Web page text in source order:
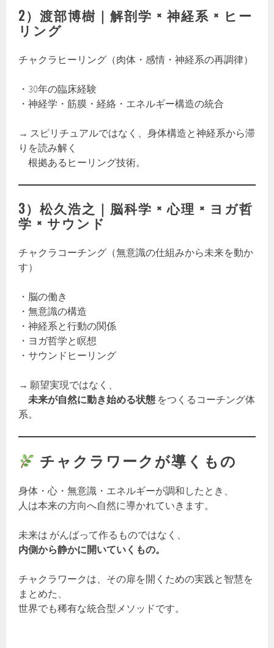
2）渡部博樹｜解剖学 × 神経系 × ヒー
リング
チャクラヒーリング（肉体・感情・神経系の再調律）
・30年の臨床経験
・神経学・筋膜・経絡・エネルギー構造の統合
→ スピリチュアルではなく、身体構造と神経系から滞
りを読み解く
根拠あるヒーリング技術。
3）松久浩之｜脳科学 × 心理 × ヨガ哲
学 × サウンド
チャクラコーチング（無意識の仕組みから未来を動か
す）
・脳の働き
・無意識の構造
・神経系と行動の関係
・ヨガ哲学と瞑想
・サウンドヒーリング
→ 願望実現ではなく、
未来が自然に動き始める状態 をつくるコーチング体
系。
チャクラワークが導くもの
身体・心・無意識・エネルギーが調和したとき、
人は本来の方向へ自然に導かれていきます。
未来は がんばって作るものではなく、
内側から静かに開いていくもの。
チャクラワークは、その扉を開くための実践と智慧を
まとめた、
世界でも稀有な統合型メソッドです。